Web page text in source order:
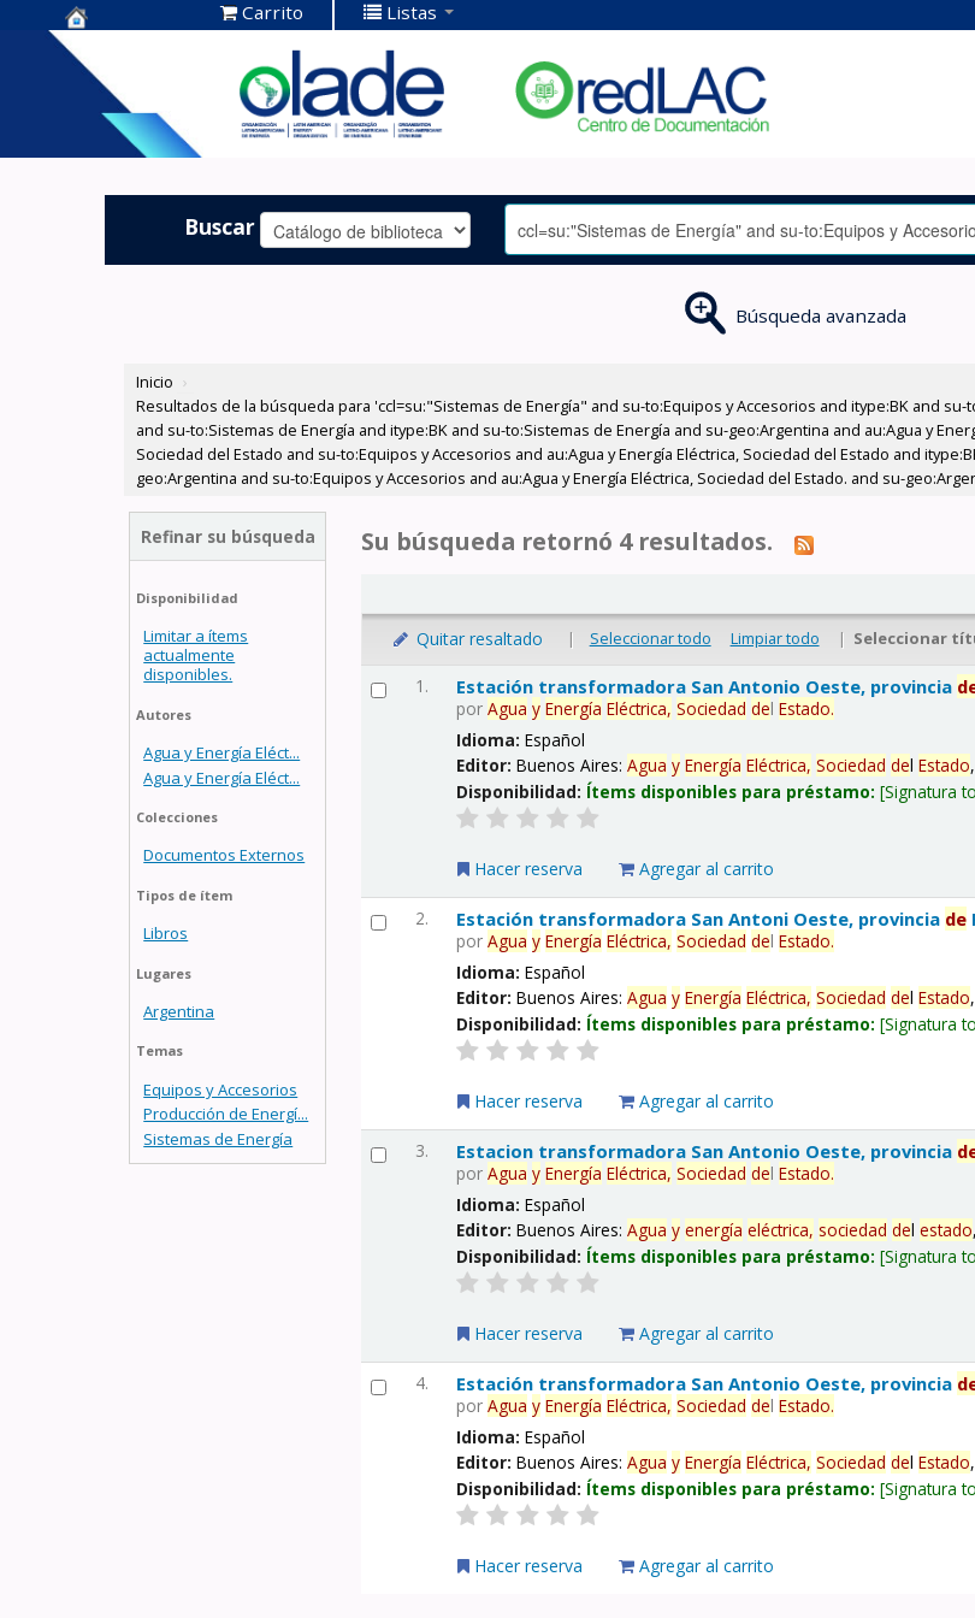
Centro de
Documentación
OLADE -
Carrito Listas
Buscar
Búsqueda avanzada
Inicio ›
Resultados de la búsqueda para 'ccl=su:"Sistemas de Energía" and su-to:Equipos y Accesorios and itype:BK and su-
and su-to:Sistemas de Energía and itype:BK and su-to:Sistemas de Energía and su-geo:Argentina and au:Agua y
Sociedad del Estado and su-to:Equipos y Accesorios and au:Agua y Energía Eléctrica, Sociedad del Estado and
geo:Argentina and su-to:Equipos y Accesorios and au:Agua y Energía Eléctrica, Sociedad del Estado. and su-
Refinar su búsqueda
Disponibilidad
Limitar a ítems
actualmente
disponibles.
Autores
Agua y Energía Eléct...
Agua y Energía Eléct...
Colecciones
Documentos Externos
Tipos de ítem
Libros
Lugares
Argentina
Temas
Equipos y Accesorios
Producción de Energí...
Sistemas de Energía
Su búsqueda retornó 4 resultados.
Quitar resaltado | Seleccionar todo Limpiar todo | Seleccionar
1. Estación transformadora San Antonio Oeste, provincia
porAgua y Energía Eléctrica, Sociedad delEstado.
Idioma:Español
Editor:Buenos Aires:Agua y Energía Eléctrica, Sociedad delEstado
Disponibilidad: Ítems disponibles para préstamo: Signatura
Hacer reserva Agregar al carrito
2. Estación transformadora San Antoni Oeste, provincia de
porAgua y Energía Eléctrica, Sociedad delEstado.
Idioma:Español
Editor:Buenos Aires:Agua y Energía Eléctrica, Sociedad delEstado
Disponibilidad: Ítems disponibles para préstamo: Signatura
Hacer reserva Agregar al carrito
3. Estacion transformadora San Antonio Oeste, provincia
porAgua y Energía Eléctrica, Sociedad delEstado.
Idioma:Español
Editor:Buenos Aires:Agua y energía eléctrica, sociedad delestado
Disponibilidad: Ítems disponibles para préstamo: Signatura
Hacer reserva Agregar al carrito
4. Estación transformadora San Antonio Oeste, provincia
porAgua y Energía Eléctrica, Sociedad delEstado.
Idioma:Español
Editor:Buenos Aires:Agua y Energía Eléctrica, Sociedad delEstado
Disponibilidad: Ítems disponibles para préstamo: Signatura
Hacer reserva Agregar al carrito